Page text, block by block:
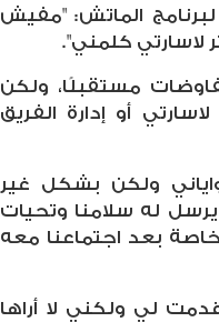
الماتش: "مفيش
لاسارتي كلمني".
مستقبلًا، ولكن
أو إدارة الفريق
ولكن بشكل غير
له سلامنا وتحيات
بعد اجتماعنا معه
لي ولكني لا أراها